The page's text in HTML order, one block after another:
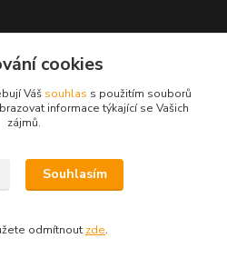
cookies
Váš souhlas s použitím souborů
informace týkající se Vašich
zájmů.
Souhlasím
odmítnout zde.